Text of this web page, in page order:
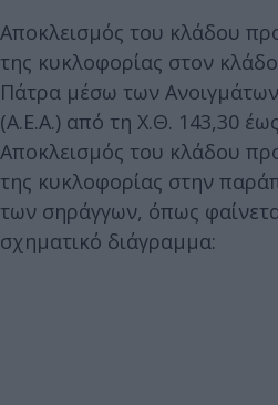
Αποκλεισμός του κλάδου
της κυκλοφορίας στον
Πάτρα μέσω των
(Α.Ε.Α.) από τη Χ.Θ. 143,30
Αποκλεισμός του κλάδου
της κυκλοφορίας στην
των σηράγγων, όπως
σχηματικό διάγραμμα: